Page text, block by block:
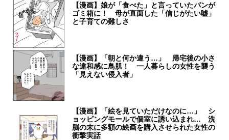
【漫画】娘が「食べた」と言っていたパンが
ゴミ箱に！ 母が直面した「信じがたい嘘」
と子育ての難しさ
【漫画】「朝と何か違う…」 帰宅後の小さ
な違和感に鳥肌！ 一人暮らしの女性を襲う
「見えない侵入者」
【漫画】「絵を見ていただけなのに…」 シ
ョッピングモールで個室に誘い込まれ… 洗
脳の末に多額の絵画を購入させられた女性の
衝撃実話